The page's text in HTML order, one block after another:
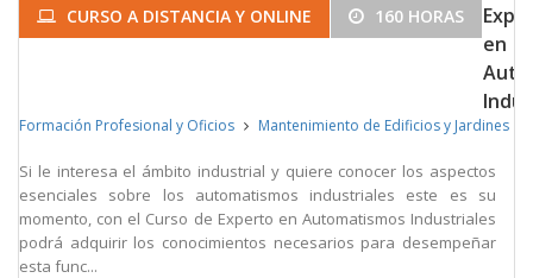
CURSO A DISTANCIA Y ONLINE 160 HORAS
en
Formación Profesional y Oficios Mantenimiento de Edificios y Jardines
Si le interesa el ámbito industrial y quiere conocer los aspectos
esenciales sobre los automatismos industriales este es su
momento, con el Curso de Experto en Automatismos Industriales
podrá adquirir los conocimientos necesarios para desempeñar
esta func...